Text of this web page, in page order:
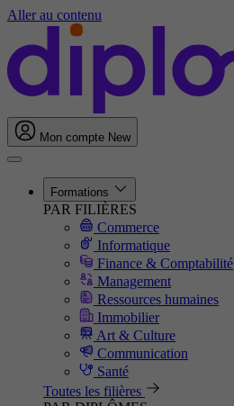
Aller au contenu
Mon compte New
Formations
PAR FILIÈRES
Commerce
Informatique
Finance & Comptabilité
Management
Ressources humaines
Immobilier
Art & Culture
Communication
Santé
Toutes les filières